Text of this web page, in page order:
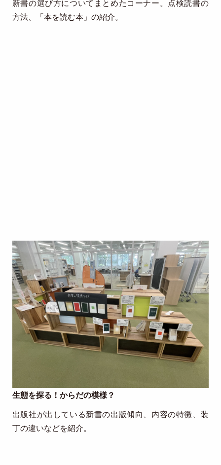
新書の選び方についてまとめたコーナー。点検読書の
方法、「本を読む本」の紹介。
Image
生態を探る！からだの模様？
出版社が出している新書の出版傾向、内容の特徴、装
丁の違いなどを紹介。